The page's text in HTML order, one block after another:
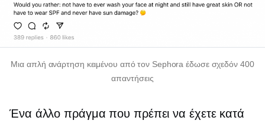
Μια απλή ανάρτηση κειμένου από τον Sephora έδωσε σχεδόν 400
απαντήσεις
Ένα άλλο πράγμα που πρέπει να έχετε κατά